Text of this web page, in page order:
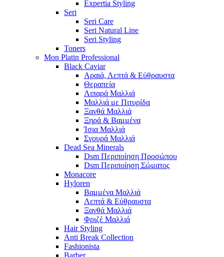
Expertia Styling
Seri
Seri Care
Seri Natural Line
Seri Styling
Toners
Mon Platin Professional
Black Caviar
Αραιά, Λεπτά & Εύθραυστα
Θεραπεία
Λιπαρά Μαλλιά
Μαλλιά με Πιτυρίδα
Ξανθά Μαλλιά
Ξηρά & Βαμμένα
Ίσια Μαλλιά
Σγουρά Μαλλιά
Dead Sea Minerals
Dsm Περιποίηση Προσώπου
Dsm Περιποίηση Σώματος
Monacore
Hyloren
Βαμμένα Μαλλιά
Λεπτά & Εύθραυστα
Ξανθά Μαλλιά
Φριζέ Μαλλιά
Hair Styling
Anti Break Collection
Fashionista
Barber